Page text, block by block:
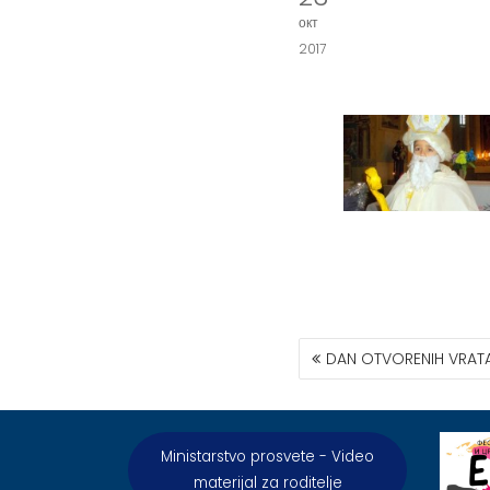
окт
2017
КРЕТАЊЕ
ЧЛАНКА
DAN OTVORENIH
Ministarstvo prosvete - Video
materijal za roditelje